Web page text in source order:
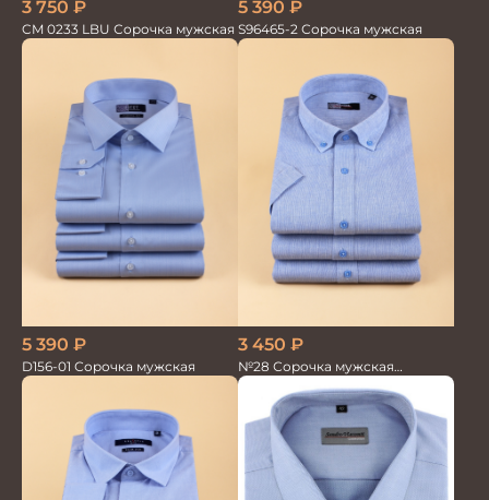
3 750 ₽
CM 0233 LBU Сорочка мужская
5 390 ₽
S96465-2 Сорочка мужская
5 390 ₽
D156-01 Сорочка мужская
3 450 ₽
№28 Сорочка мужская
кор.рукав